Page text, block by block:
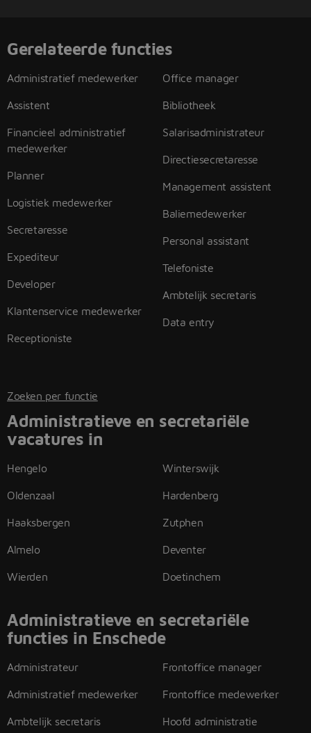
Gerelateerde functies
Administratief medewerker
Assistent
Financieel administratief
medewerker
Planner
Logistiek medewerker
Secretaresse
Expediteur
Developer
Klantenservice medewerker
Receptioniste
Office manager
Bibliotheek
Salarisadministrateur
Directiesecretaresse
Management assistent
Baliemedewerker
Personal assistant
Telefoniste
Ambtelijk secretaris
Data entry
Zoeken per functie
Administratieve en secretariële
vacatures in
Hengelo
Oldenzaal
Haaksbergen
Almelo
Wierden
Winterswijk
Hardenberg
Zutphen
Deventer
Doetinchem
Administratieve en secretariële
functies in Enschede
Administrateur
Administratief medewerker
Ambtelijk secretaris
Frontoffice manager
Frontoffice medewerker
Hoofd administratie